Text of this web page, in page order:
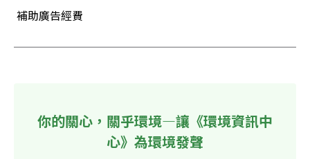
補助廣告經費
你的關心，關乎環境—讓《環境資訊中
心》為環境發聲